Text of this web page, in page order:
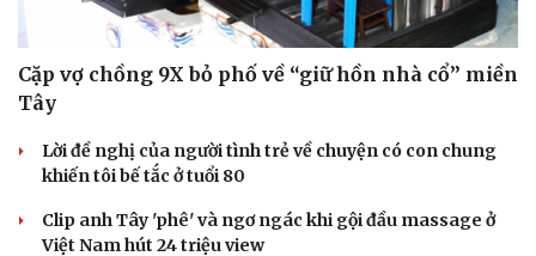
Thông tin doanh nghiệp
Doanh nghiệp 24h
Doanh nhân
Vì cộng đồng
Sành điệu
Trải nghiệm
Chuyển đổi số
Cặp vợ chồng 9X bỏ phố về “giữ hồn nhà cổ” miền
Tây
Lời đề nghị của người tình trẻ về chuyện có con chung
khiến tôi bế tắc ở tuổi 80
Clip anh Tây 'phê' và ngơ ngác khi gội đầu massage ở
Việt Nam hút 24 triệu view